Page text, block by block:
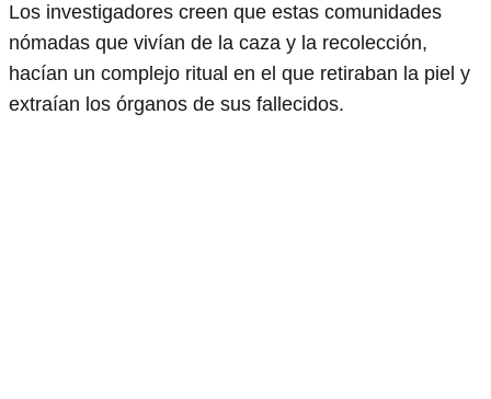
Los investigadores creen que estas comunidades
nómadas que vivían de la caza y la recolección,
hacían un complejo ritual en el que retiraban la piel y
extraían los órganos de sus fallecidos.